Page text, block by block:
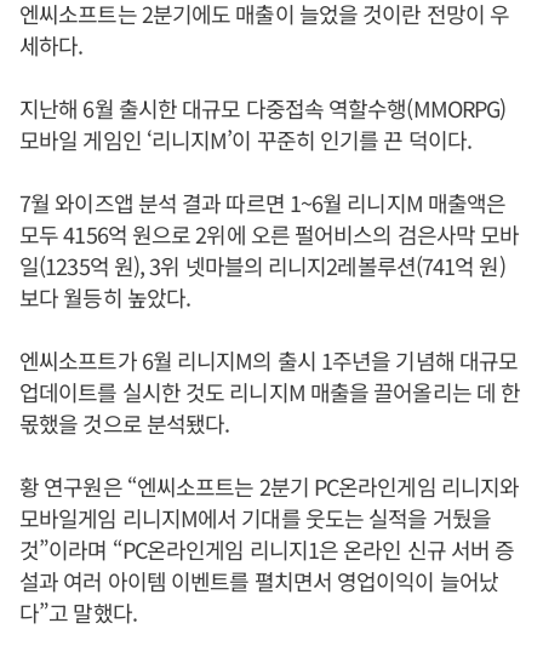
엔씨소프트는 2분기에도 매출이 늘었을 것이란 전망이 우
세하다.
지난해 6월 출시한 대규모 다중접속 역할수행(MMORPG)
모바일 게임인 ‘리니지M’이 꾸준히 인기를 끈 덕이다.
7월 와이즈앱 분석 결과 따르면 1~6월 리니지M 매출액은
모두 4156억 원으로 2위에 오른 펄어비스의 검은사막 모바
일(1235억 원), 3위 넷마블의 리니지2레볼루션(741억 원)
보다 월등히 높았다.
엔씨소프트가 6월 리니지M의 출시 1주년을 기념해 대규모
업데이트를 실시한 것도 리니지M 매출을 끌어올리는 데 한
몫했을 것으로 분석됐다.
황 연구원은 “엔씨소프트는 2분기 PC온라인게임 리니지와
모바일게임 리니지M에서 기대를 웃도는 실적을 거뒀을
것”이라며 “PC온라인게임 리니지1은 온라인 신규 서버 증
설과 여러 아이템 이벤트를 펼치면서 영업이익이 늘어났
다”고 말했다.